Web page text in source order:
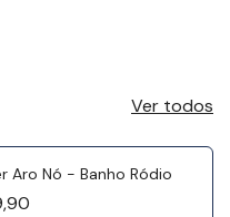
Ver todos
Aro Nó - Banho Ródio